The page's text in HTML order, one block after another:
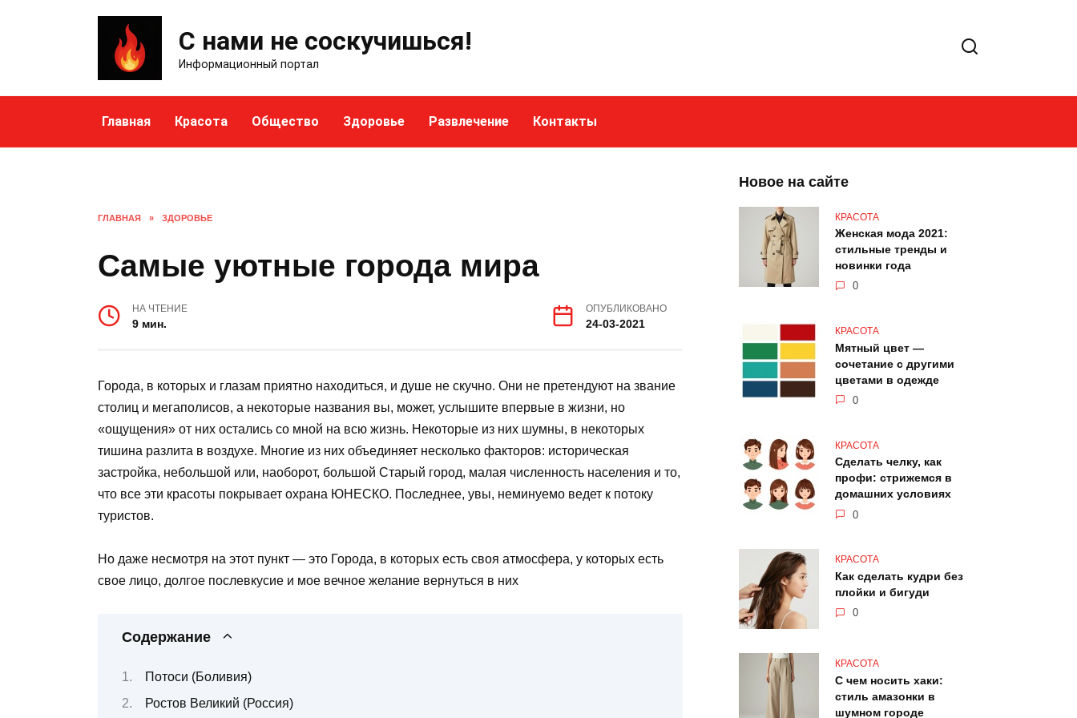
С нами не соскучишься!
Информационный портал
Главная Красота Общество Здоровье Развлечение Контакты
ГЛАВНАЯ » ЗДОРОВЬЕ
Самые уютные города мира
НА ЧТЕНИЕ
9 мин.
ОПУБЛИКОВАНО
24-03-2021
Города, в которых и глазам приятно находиться, и душе не скучно. Они не претендуют на звание
столиц и мегаполисов, а некоторые названия вы, может, услышите впервые в жизни, но
«ощущения» от них остались со мной на всю жизнь. Некоторые из них шумны, в некоторых
тишина разлита в воздухе. Многие из них объединяет несколько факторов: историческая
застройка, небольшой или, наоборот, большой Старый город, малая численность населения и то,
что все эти красоты покрывает охрана ЮНЕСКО. Последнее, увы, неминуемо ведет к потоку
туристов.
Но даже несмотря на этот пункт — это Города, в которых есть своя атмосфера, у которых есть
свое лицо, долгое послевкусие и мое вечное желание вернуться в них
Содержание
Потоси (Боливия)
Ростов Великий (Россия)
Новое на сайте
КРАСОТА
Женская мода 2021:
стильные тренды и
новинки года
0
КРАСОТА
Мятный цвет —
сочетание с другими
цветами в одежде
0
КРАСОТА
Сделать челку, как
профи: стрижемся в
домашних условиях
0
КРАСОТА
Как сделать кудри без
плойки и бигуди
0
КРАСОТА
С чем носить хаки:
стиль амазонки в
шумном городе